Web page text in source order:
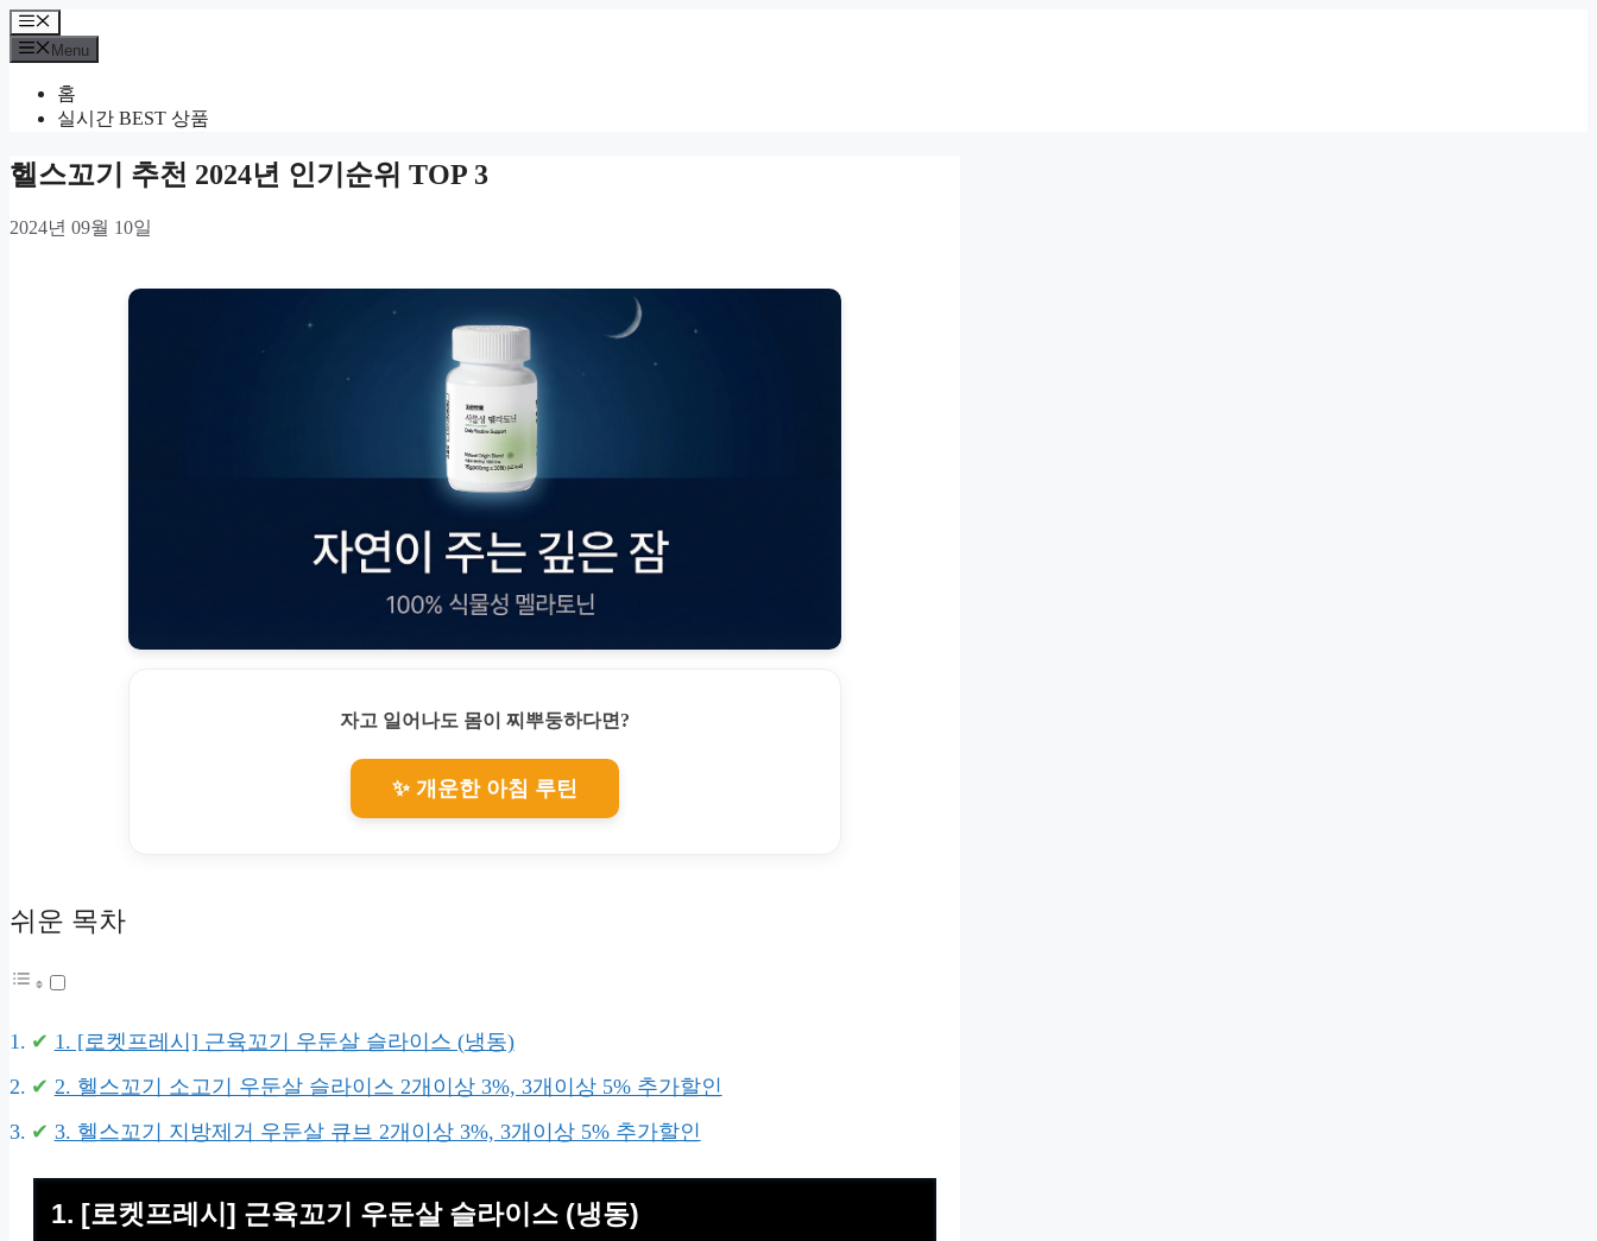
Skip
to
content
Menu
Menu
홈
실시간 BEST 상품
헬스꼬기 추천 2024년 인기순위 TOP 3
2024년 09월 10일
자고 일어나도 몸이 찌뿌둥하다면?
✨ 개운한 아침 루틴
쉬운 목차
1. [로켓프레시] 근육꼬기 우둔살 슬라이스 (냉동)
2. 헬스꼬기 소고기 우둔살 슬라이스 2개이상 3%, 3개이상 5% 추가할인
3. 헬스꼬기 지방제거 우둔살 큐브 2개이상 3%, 3개이상 5% 추가할인
1. [로켓프레시] 근육꼬기 우둔살 슬라이스 (냉동)